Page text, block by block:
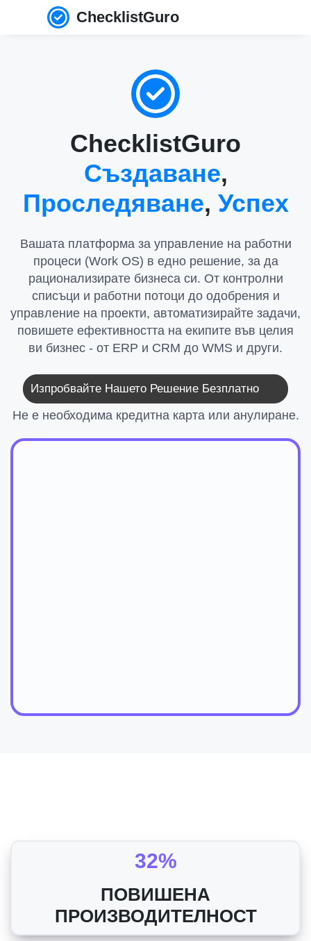
ChecklistGuro
ChecklistGuro
Създаване,
Проследяване, Успех
Вашата платформа за управление на работни
процеси (Work OS) в едно решение, за да
рационализирате бизнеса си. От контролни
списъци и работни потоци до одобрения и
управление на проекти, автоматизирайте задачи,
повишете ефективността на екипите във целия
ви бизнес - от ERP и CRM до WMS и други.
Изпробвайте Нашето Решение Безплатно
Не е необходима кредитна карта или анулиране.
32%
ПОВИШЕНА
ПРОИЗВОДИТЕЛНОСТ